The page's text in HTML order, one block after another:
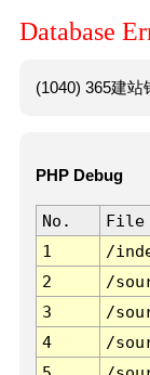
Database
(1040) 365建
PHP Debug
No. File
1
/
2
/
3
/
4
/